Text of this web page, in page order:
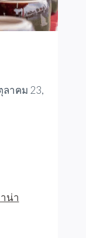
ลาคม 23,